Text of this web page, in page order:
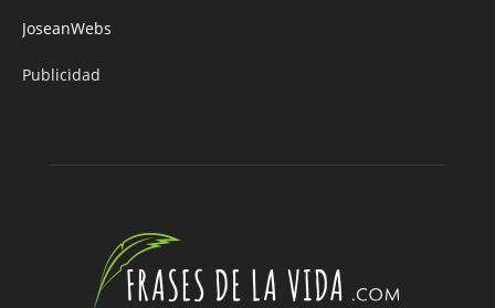
JoseanWebs
Publicidad